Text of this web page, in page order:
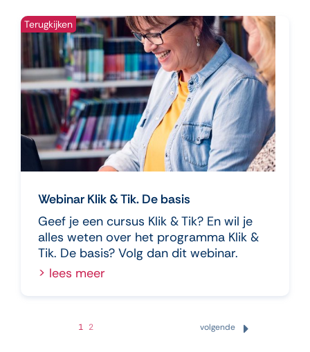
Webinar Klik & Tik. De basis
Terugkijken
Geef je een cursus Klik & Tik? En wil je
alles weten over het programma Klik &
Tik. De basis? Volg dan dit webinar.
> lees meer
1 2 volgende